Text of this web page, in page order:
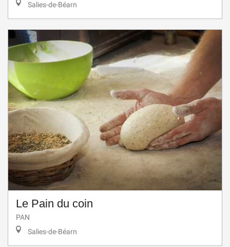
Salies-de-Béarn
Le Pain du coin
PAN
Salies-de-Béarn